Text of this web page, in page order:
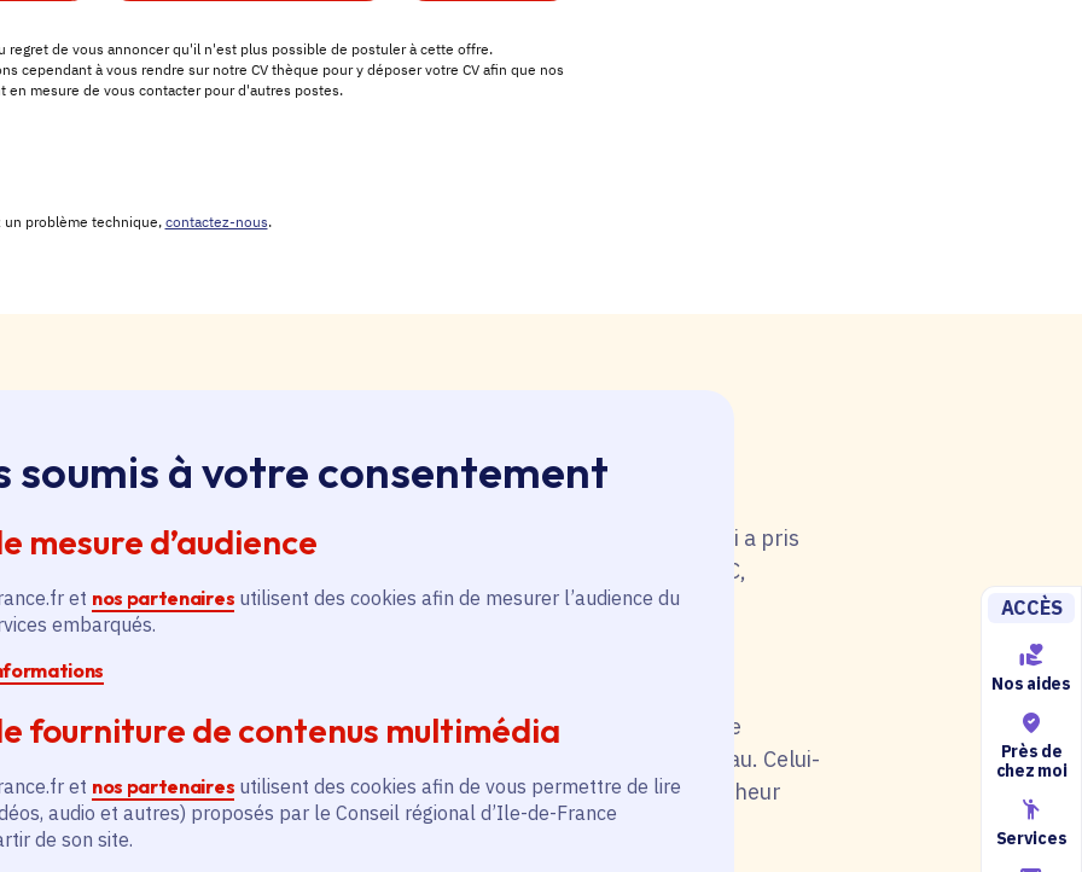
soumis à votre consentement
mesure d’audience
et nos partenaires utilisent des cookies afin de mesurer l’audience du
embarqués.
fourniture de contenus multimédia
et nos partenaires utilisent des cookies afin de vous permettre de lire
audio et autres) proposés par le Conseil régional d’Ile-de-France
de son site.
ACCÈS
Nos aides
Près de
chez moi
Services
apprentissage, stage
sur le bouton « Liste d'offres » pour qu'il soit en rouge. Une anomalie
aussitôt en haut de page. Redescendez au niveau du tableau. Celui-ci a pris
alors faire une recherche par catégorie (emploi de catégorie A/B/C,
filière et département (75, 77, 78, 91, 92, 93, 94, 95).
sur le bouton « Candidature spontanée » pour qu'il soit en rouge. Une
remontez aussitôt en haut de page. Redescendez au niveau du tableau. Celui-
Vous pouvez alors sélectionner siège ou lycées et votre situation (chercheur
publique ou non, apprenti, stagiaire) et candidatez.